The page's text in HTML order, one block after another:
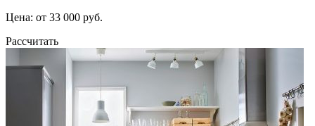
Цена: от 33 000 руб.
Рассчитать